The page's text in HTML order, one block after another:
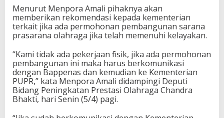
b
a
r
u
Menurut Menpora Amali pihaknya akan
memberikan rekomendasi kepada kementerian
terkait jika ada permohonan pembangunan sarana
prasarana olahraga jika telah memenuhi kelayakan.
“Kami tidak ada pekerjaan fisik, jika ada permohonan
pembangunan ini maka harus berkomunikasi
dengan Bappenas dan kemudian ke Kementerian
PUPR,” kata Menpora Amali didampingi Deputi
Bidang Peningkatan Prestasi Olahraga Chandra
Bhakti, hari Senin (5/4) pagi.